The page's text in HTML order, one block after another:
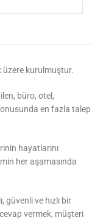
üzere kurulmuştur.
büro, otel,
en fazla talep
hayatlarını
her aşamasında
güvenli ve hızlı bir
vermek, müşteri